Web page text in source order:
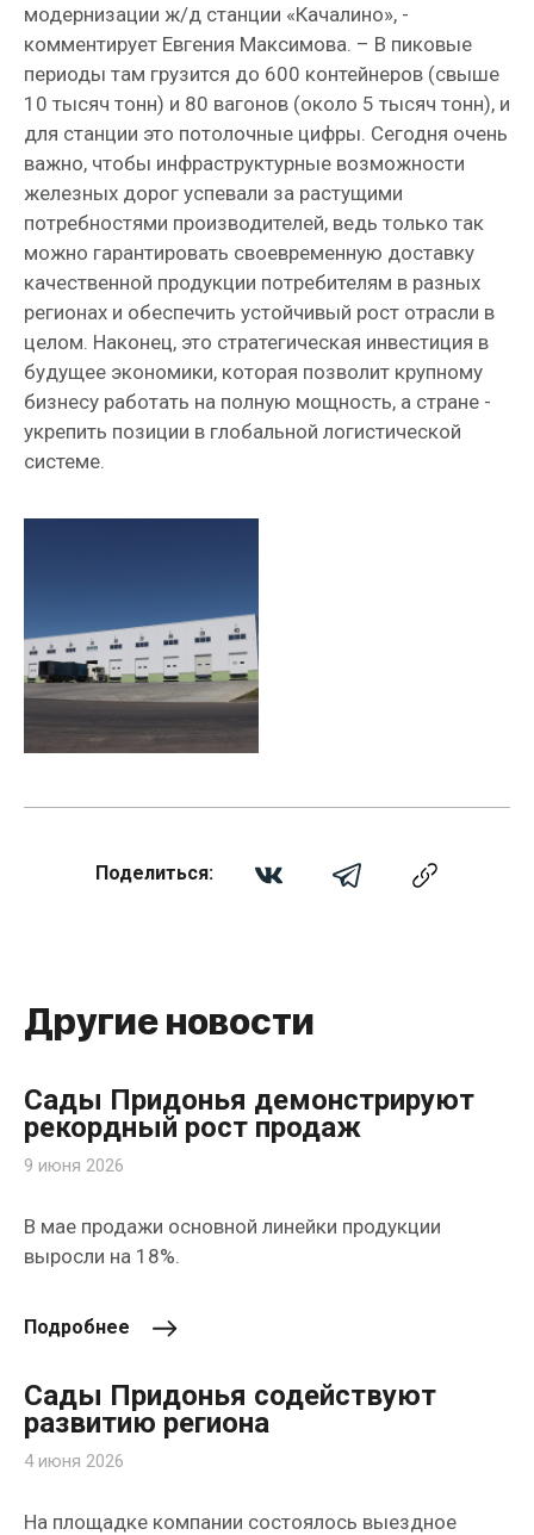
модернизации ж/д станции «Качалино», -
комментирует Евгения Максимова. – В пиковые
периоды там грузится до 600 контейнеров (свыше
10 тысяч тонн) и 80 вагонов (около 5 тысяч тонн), и
для станции это потолочные цифры. Сегодня очень
важно, чтобы инфраструктурные возможности
железных дорог успевали за растущими
потребностями производителей, ведь только так
можно гарантировать своевременную доставку
качественной продукции потребителям в разных
регионах и обеспечить устойчивый рост отрасли в
целом. Наконец, это стратегическая инвестиция в
будущее экономики, которая позволит крупному
бизнесу работать на полную мощность, а стране -
укрепить позиции в глобальной логистической
системе.
Поделиться:
Другие новости
Сады Придонья демонстрируют
рекордный рост продаж
9 июня 2026
В мае продажи основной линейки продукции
выросли на 18%.
Подробнее
Сады Придонья содействуют
развитию региона
4 июня 2026
На площадке компании состоялось выездное